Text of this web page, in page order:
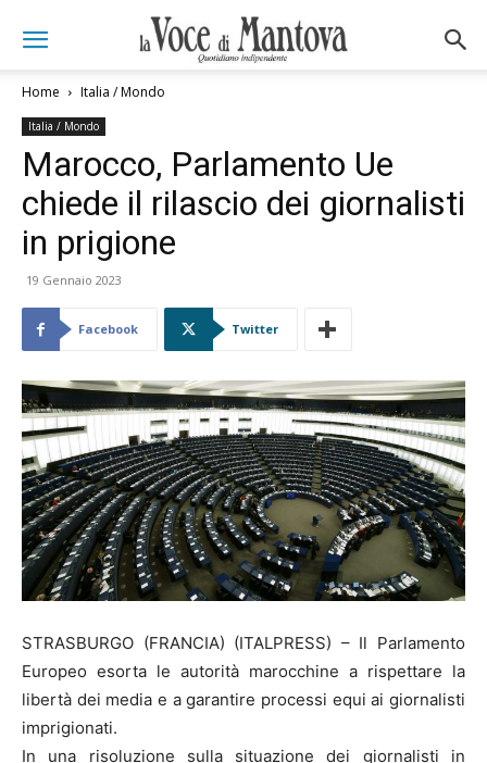
Home Italia / Mondo
Italia / Mondo
Marocco, Parlamento Ue
chiede il rilascio dei giornalisti
in prigione
19 Gennaio 2023
Facebook Twitter
STRASBURGO (FRANCIA) (ITALPRESS) – Il Parlamento
Europeo esorta le autorità marocchine a rispettare la
libertà dei media e a garantire processi equi ai giornalisti
imprigionati.
In una risoluzione sulla situazione dei giornalisti in